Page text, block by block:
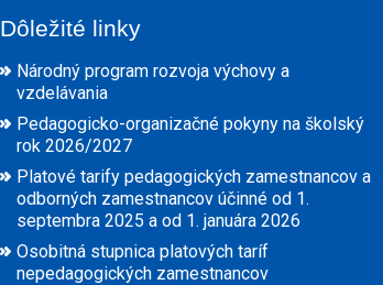
Dôležité linky
Národný program rozvoja výchovy a
vzdelávania
Pedagogicko-organizačné pokyny na školský
rok 2026/2027
Platové tarify pedagogických zamestnancov a
odborných zamestnancov účinné od 1.
septembra 2025 a od 1. januára 2026
Osobitná stupnica platových taríf
nepedagogických zamestnancov